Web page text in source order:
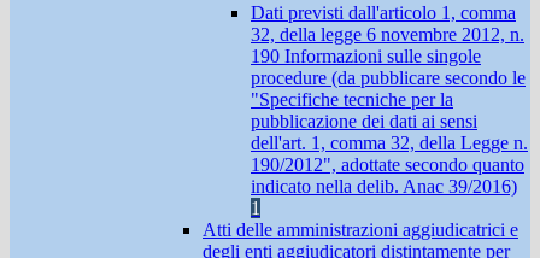
Dati previsti dall'articolo 1, comma
32, della legge 6 novembre 2012, n.
190 Informazioni sulle singole
procedure (da pubblicare secondo le
"Specifiche tecniche per la
pubblicazione dei dati ai sensi
dell'art. 1, comma 32, della Legge n.
190/2012", adottate secondo quanto
indicato nella delib. Anac 39/2016)
1
Atti delle amministrazioni aggiudicatrici e
degli enti aggiudicatori distintamente per